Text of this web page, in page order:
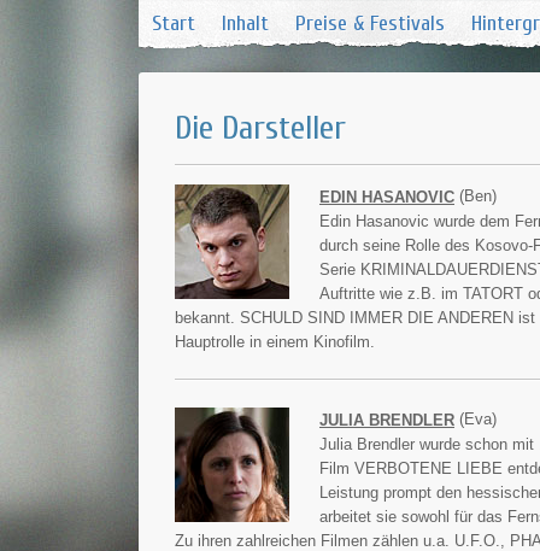
Start Inhalt Preise & Festivals
Die Darsteller
EDIN HASANOVIC (Ben)
Edin Hasanovic wurde dem
durch seine Rolle des Kosovo-
Serie
Auftritte wie z.B. im TATORT
bekannt. SCHULD SIND IMMER DIE ANDEREN
Hauptrolle in einem Kinofilm.
JULIA BRENDLER (Eva)
Julia Brendler wurde schon mit
Film VERBOTENE LIEBE
Leistung prompt den
arbeitet sie sowohl für das
Zu ihren zahlreichen Filmen zählen u.a. U.F.O.,